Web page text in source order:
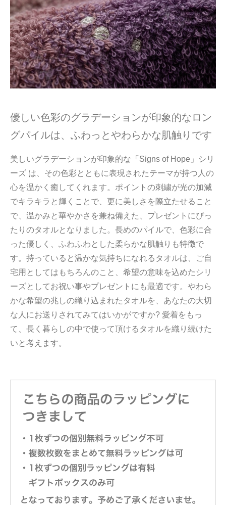
優しい色彩のグラデーションが印象的なロン
グパイルは、ふわっとやわらかな肌触りです
美しいグラデーションが印象的な「Signs of Hope」シリ
ーズ は、その色彩とともに表現されたテーマが持つ人の
心を温かく癒してくれます。ポイントの刺繍が光の加減
でキラキラと輝くことで、更に美しさを際立たせること
で、温かみと華やかさを兼ね備えた、プレゼントにぴっ
たりのタオルとなりました。長めのパイルで、色彩に合
った優しく、ふわふわとした柔らかな肌触りも特徴で
す。持っていると温かな気持ちになれるタオルは、ご自
宅用としてはもちろんのこと、希望の意味を込めたシリ
ーズとしてお祝い事やプレゼントにも最適です。やわら
かな希望の兆しの織り込まれたタオルを、あなたの大切
な人にお送りされてみてはいかがですか? 愛着をもっ
て、長く暮らしの中で使って頂けるタオルを織り続けた
いと考えます。